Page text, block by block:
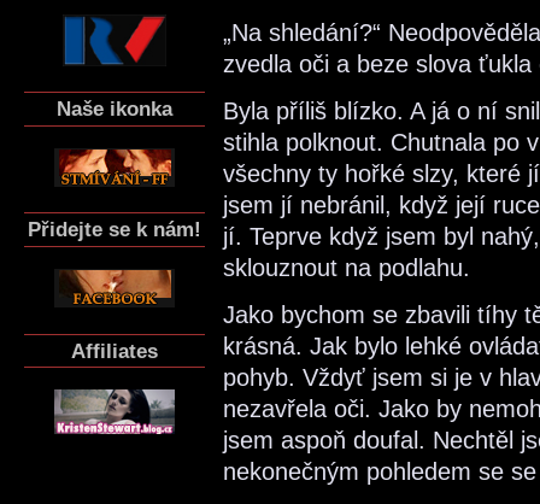
Naše ikonka
Přidejte se k nám!
Affiliates
„Na shledání?“
zvedla oči a beze slova
Byla příliš blízko. A já o ní
stihla polknout. Chutnala po
všechny ty hořké slzy, které
jsem jí nebránil, když její
jí. Teprve když jsem byl
sklouznout na podlahu.
Jako bychom se zbavili tíhy
krásná. Jak bylo lehké
pohyb. Vždyť jsem si je v
nezavřela oči. Jako by
jsem aspoň doufal. Nechtěl
nekonečným pohledem se